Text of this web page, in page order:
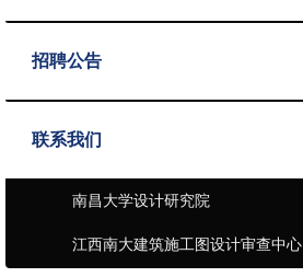
招聘公告
联系我们
南昌大学设计研究院
江西南大建筑施工图设计审查中心